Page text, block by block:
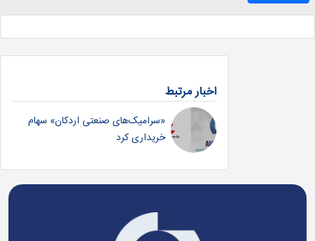
اخبار مرتبط
«سرامیک‌های صنعتی اردکان» سهام
خریداری کرد